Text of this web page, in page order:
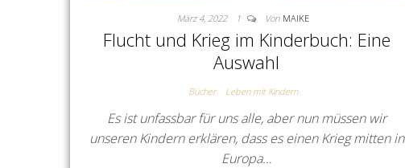
März 4, 2022 1 Von MAIKE
Flucht und Krieg im Kinderbuch: Eine
Auswahl
Bücher Leben mit Kindern
Es ist unfassbar für uns alle, aber nun müssen wir
unseren Kindern erklären, dass es einen Krieg mitten in
Europa…